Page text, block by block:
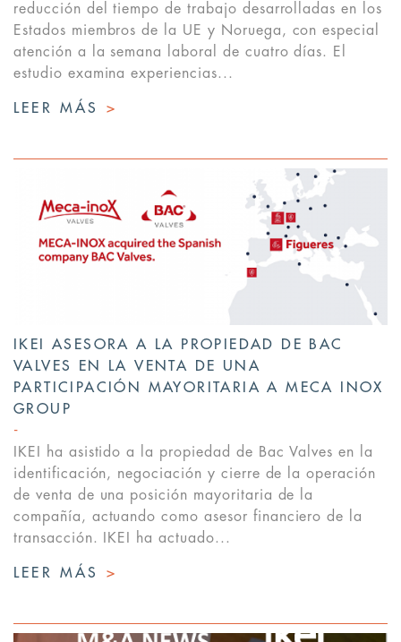
reducción del tiempo de trabajo desarrolladas en los
Estados miembros de la UE y Noruega, con especial
atención a la semana laboral de cuatro días. El
estudio examina experiencias...
LEER MÁS >
IKEI ASESORA A LA PROPIEDAD DE BAC
VALVES EN LA VENTA DE UNA
PARTICIPACIÓN MAYORITARIA A MECA INOX
GROUP
IKEI ha asistido a la propiedad de Bac Valves en la
identificación, negociación y cierre de la operación
de venta de una posición mayoritaria de la
compañía, actuando como asesor financiero de la
transacción. IKEI ha actuado...
LEER MÁS >